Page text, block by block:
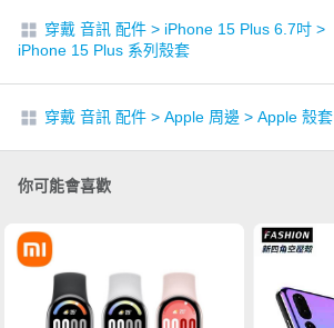
穿戴 音訊 配件 > iPhone 15 Plus 6.7吋 >
iPhone 15 Plus 系列殼套
穿戴 音訊 配件 > Apple 周邊 > Apple 殼套
你可能會喜歡